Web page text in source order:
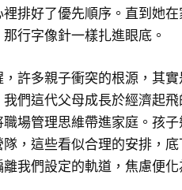
排好了優先順序。直到她
行字像針一樣扎進眼底。
許多親子衝突的根源，其
們這代父母成長於經濟起
場管理思維帶進家庭。孩
，這些看似合理的安排，
我們設定的軌道，焦慮便